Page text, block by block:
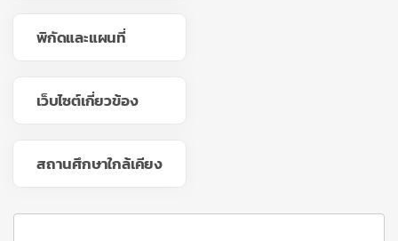
พิกัดและแผนที่
เว็บไซต์เกี่ยวข้อง
สถานศึกษาใกล้เคียง